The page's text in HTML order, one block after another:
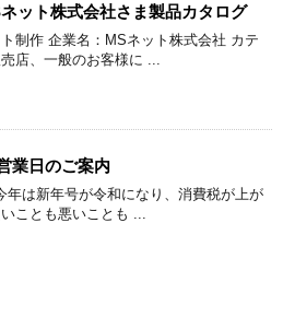
ット株式会社さま製品カタログ
制作 企業名：MSネット株式会社 カテ
店、一般のお客様に ...
業日のご案内
年は新年号が令和になり、消費税が上が
ことも悪いことも ...